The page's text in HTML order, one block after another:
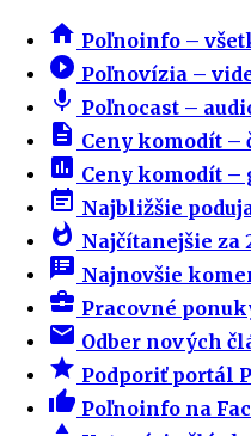
home Poľnoinfo –
play_circle_filled Poľnovízia –
mic Poľnocast –
description Ceny komodít –
insert_chart Ceny komodít –
event_note Najbližšie
whatshot Najčítanejšie za
speaker_notes Najnovšie
business_center Pracovné
email Odber nových
star Podporiť portál
thumb_up Poľnoinfo na